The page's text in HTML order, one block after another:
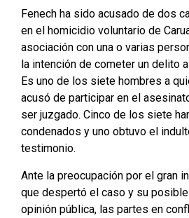
Fenech ha sido acusado de dos
en el homicidio voluntario de
asociación con una o varias
la intención de cometer un delito
Es uno de los siete hombres a
acusó de participar en el
ser juzgado. Cinco de los siete
condenados y uno obtuvo el
testimonio.
Ante la preocupación por el gran
que despertó el caso y su
opinión pública, las partes en